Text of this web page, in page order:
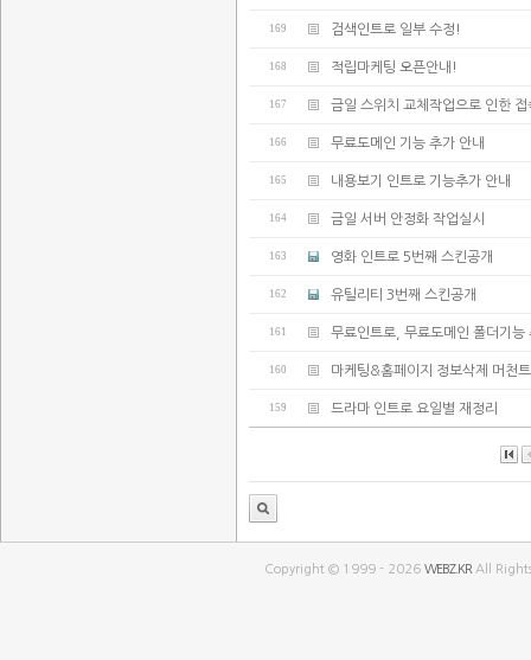
169 검색인트로 일부 수정!
168 적립마케팅 오픈안내!
167 금일 스위치 교체작업으로 인한 접
166 무료도메인 기능 추가 안내
165 내용보기 인트로 기능추가 안내
164 금일 서버 안정화 작업실시
163 영화 인트로 5번째 스킨공개
162 유틸리티 3번째 스킨공개
161 무료인트로, 무료도메인 폴더기능
160 마케팅&홈페이지 정보삭제 머천
159 드라마 인트로 요일별 재정리
Copyright © 1999 - 2026WEBZ.KR All